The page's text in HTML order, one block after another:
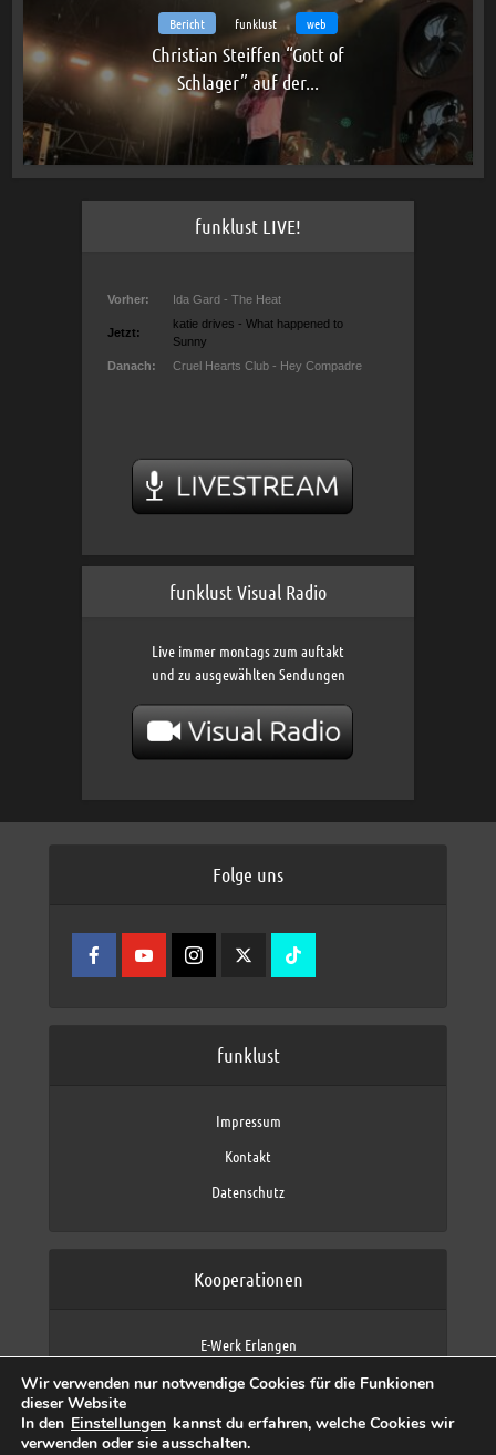
Bericht funklust web
Christian Steiffen “Gott of
Schlager” auf der...
funklust LIVE!
funklust Visual Radio
Live immer montags zum auftakt
und zu ausgewählten Sendungen
Folge uns
funklust
Impressum
Kontakt
Datenschutz
Kooperationen
E-Werk Erlangen
Fraunhofer IIS
max neo (AFK max)
Wir verwenden nur notwendige Cookies für die Funkionen
dieser Website
In den Einstellungen kannst du erfahren, welche Cookies wir
verwenden oder sie ausschalten.